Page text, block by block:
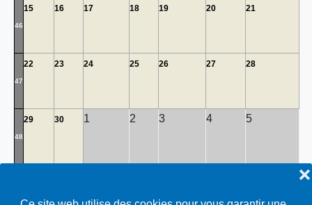
❌
46
15 16 17 18 19 20 21
47
22 23 24 25 26 27 28
48
29 30 1 2 3 4 5